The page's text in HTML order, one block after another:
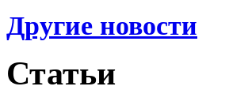
Другие новости
Статьи